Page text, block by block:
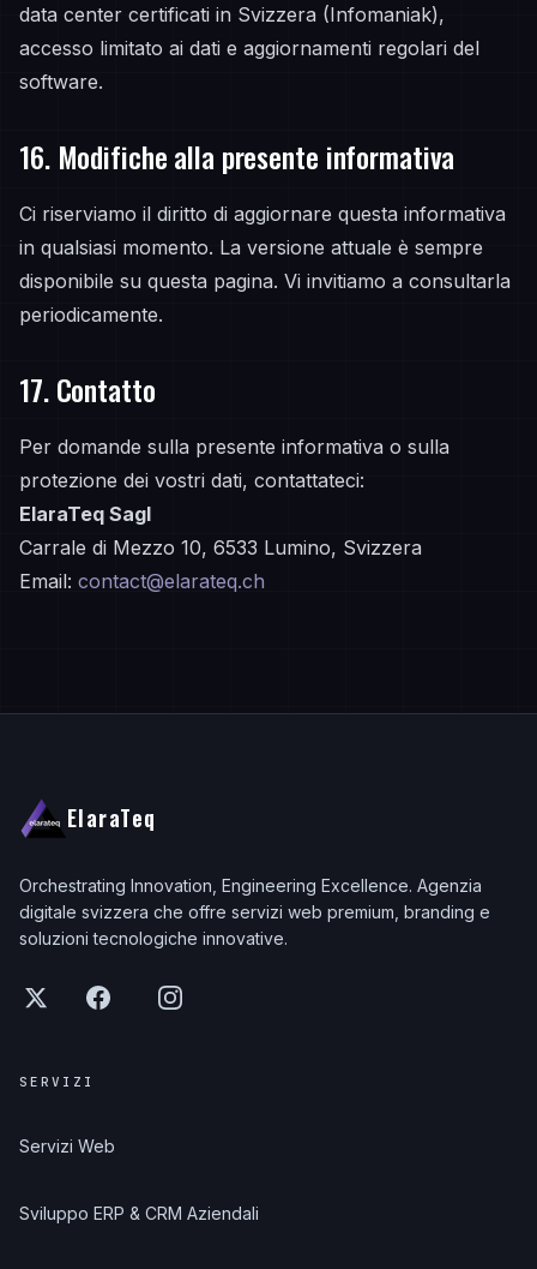
data center certificati in Svizzera (Infomaniak),
accesso limitato ai dati e aggiornamenti regolari del
software.
16. Modifiche alla presente informativa
Ci riserviamo il diritto di aggiornare questa informativa
in qualsiasi momento. La versione attuale è sempre
disponibile su questa pagina. Vi invitiamo a consultarla
periodicamente.
17. Contatto
Per domande sulla presente informativa o sulla
protezione dei vostri dati, contattateci:
ElaraTeq Sagl
Carrale di Mezzo 10, 6533 Lumino, Svizzera
Email: contact@elarateq.ch
ElaraTeq
Orchestrating Innovation, Engineering Excellence. Agenzia
digitale svizzera che offre servizi web premium, branding e
soluzioni tecnologiche innovative.
SERVIZI
Servizi Web
Sviluppo ERP & CRM Aziendali